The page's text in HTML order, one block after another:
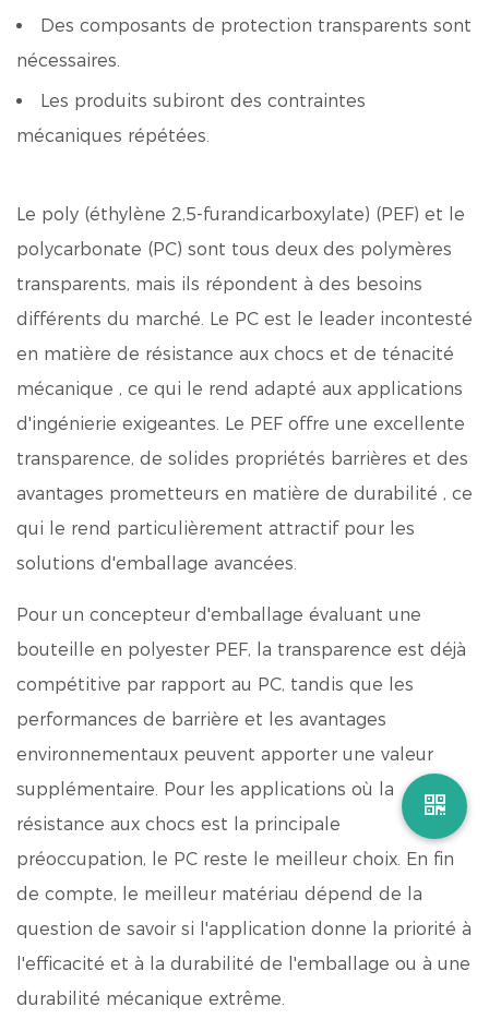
Des composants de protection transparents sont
nécessaires.
Les produits subiront des contraintes
mécaniques répétées.
Le poly (éthylène 2,5-furandicarboxylate) (PEF) et le
polycarbonate (PC) sont tous deux des polymères
transparents, mais ils répondent à des besoins
différents du marché. Le PC est le leader incontesté
en matière de résistance aux chocs et de ténacité
mécanique , ce qui le rend adapté aux applications
d'ingénierie exigeantes. Le PEF offre une excellente
transparence, de solides propriétés barrières et des
avantages prometteurs en matière de durabilité , ce
qui le rend particulièrement attractif pour les
solutions d'emballage avancées.
Pour un concepteur d'emballage évaluant une
bouteille en polyester PEF, la transparence est déjà
compétitive par rapport au PC, tandis que les
performances de barrière et les avantages
environnementaux peuvent apporter une valeur
supplémentaire. Pour les applications où la
résistance aux chocs est la principale
préoccupation, le PC reste le meilleur choix. En fin
de compte, le meilleur matériau dépend de la
question de savoir si l'application donne la priorité à
l'efficacité et à la durabilité de l'emballage ou à une
durabilité mécanique extrême.